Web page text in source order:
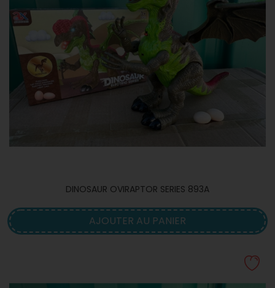
DINOSAUR OVIRAPTOR SERIES 893A
AJOUTER AU PANIER